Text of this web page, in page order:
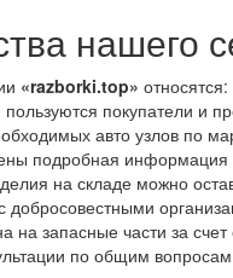
нашего
«razborki.top» относятся:
покупатели и
авто узлов по
подробная информация
на складе можно
добросовестными
на запасные части за
по общим вопросам